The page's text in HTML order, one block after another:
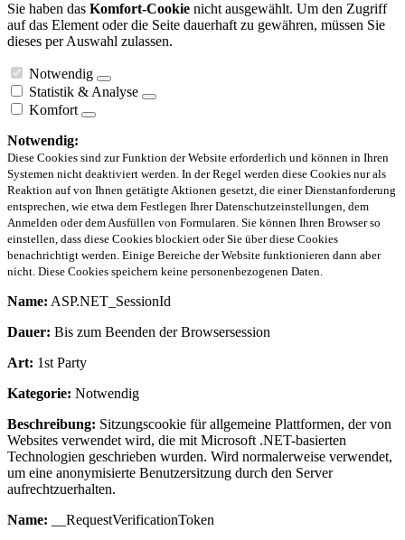
Sie haben das Komfort-Cookie nicht ausgewählt. Um den Zugriff
auf das Element oder die Seite dauerhaft zu gewähren, müssen Sie
dieses per Auswahl zulassen.
Notwendig
Statistik & Analyse
Komfort
Notwendig:
Diese Cookies sind zur Funktion der Website erforderlich und können in Ihren
Systemen nicht deaktiviert werden. In der Regel werden diese Cookies nur als
Reaktion auf von Ihnen getätigte Aktionen gesetzt, die einer Dienstanforderung
entsprechen, wie etwa dem Festlegen Ihrer Datenschutzeinstellungen, dem
Anmelden oder dem Ausfüllen von Formularen. Sie können Ihren Browser so
einstellen, dass diese Cookies blockiert oder Sie über diese Cookies
benachrichtigt werden. Einige Bereiche der Website funktionieren dann aber
nicht. Diese Cookies speichern keine personenbezogenen Daten.
Name: ASP.NET_SessionId
Dauer: Bis zum Beenden der Browsersession
Art: 1st Party
Kategorie: Notwendig
Beschreibung: Sitzungscookie für allgemeine Plattformen, der von
Websites verwendet wird, die mit Microsoft .NET-basierten
Technologien geschrieben wurden. Wird normalerweise verwendet,
um eine anonymisierte Benutzersitzung durch den Server
aufrechtzuerhalten.
Name: __RequestVerificationToken